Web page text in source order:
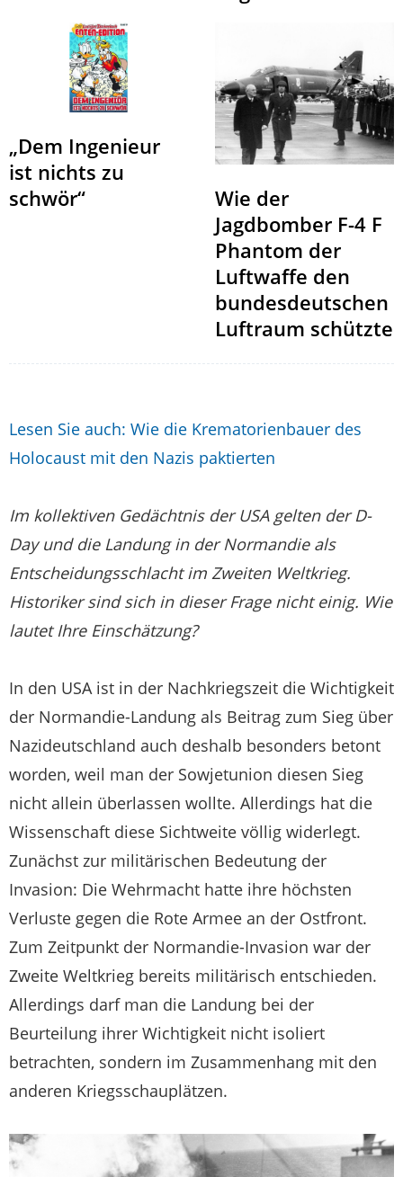
„Dem Ingenieur
ist nichts zu
schwör“
Wie der
Jagdbomber F-4 F
Phantom der
Luftwaffe den
bundesdeutschen
Luftraum schützte
Lesen Sie auch: Wie die Krematorienbauer des
Holocaust mit den Nazis paktierten
Im kollektiven Gedächtnis der USA gelten der D-
Day und die Landung in der Normandie als
Entscheidungsschlacht im Zweiten Weltkrieg.
Historiker sind sich in dieser Frage nicht einig. Wie
lautet Ihre Einschätzung?
In den USA ist in der Nachkriegszeit die Wichtigkeit
der Normandie-Landung als Beitrag zum Sieg über
Nazideutschland auch deshalb besonders betont
worden, weil man der Sowjetunion diesen Sieg
nicht allein überlassen wollte. Allerdings hat die
Wissenschaft diese Sichtweite völlig widerlegt.
Zunächst zur militärischen Bedeutung der
Invasion: Die Wehrmacht hatte ihre höchsten
Verluste gegen die Rote Armee an der Ostfront.
Zum Zeitpunkt der Normandie-Invasion war der
Zweite Weltkrieg bereits militärisch entschieden.
Allerdings darf man die Landung bei der
Beurteilung ihrer Wichtigkeit nicht isoliert
betrachten, sondern im Zusammenhang mit den
anderen Kriegsschauplätzen.